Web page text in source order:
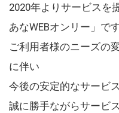
2020年よりサービスを
あなWEBオンリー」で
ご利用者様のニーズの
に伴い
今後の安定的なサービ
誠に勝手ながらサービ